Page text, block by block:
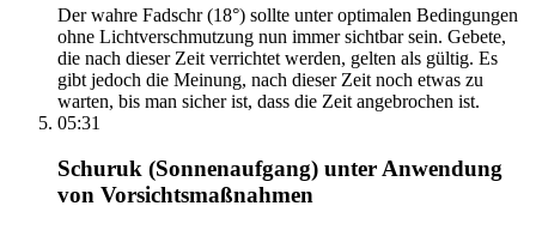
Der wahre Fadschr (18°) sollte unter optimalen Bedingungen
ohne Lichtverschmutzung nun immer sichtbar sein. Gebete,
die nach dieser Zeit verrichtet werden, gelten als gültig. Es
gibt jedoch die Meinung, nach dieser Zeit noch etwas zu
warten, bis man sicher ist, dass die Zeit angebrochen ist.
05:31
Schuruk (Sonnenaufgang) unter Anwendung
von Vorsichtsmaßnahmen